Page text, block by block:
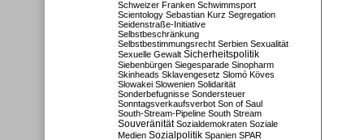
Schweizer Franken Schwimmsport
Scientology Sebastian Kurz Segregation
Seidenstraße-Initiative
Selbstbeschränkung
Selbstbestimmungsrecht Serbien Sexualität
Sexuelle Gewalt Sicherheitspolitik
Siebenbürgen Siegesparade Sinopharm
Skinheads Sklavengesetz Slomó Köves
Slowakei Slowenien Solidarität
Sonderbefugnisse Sondersteuer
Sonntagsverkaufsverbot Son of Saul
South-Stream-Pipeline South Stream
Souveränität Sozialdemokraten Soziale
Medien Sozialpolitik Spanien SPAR